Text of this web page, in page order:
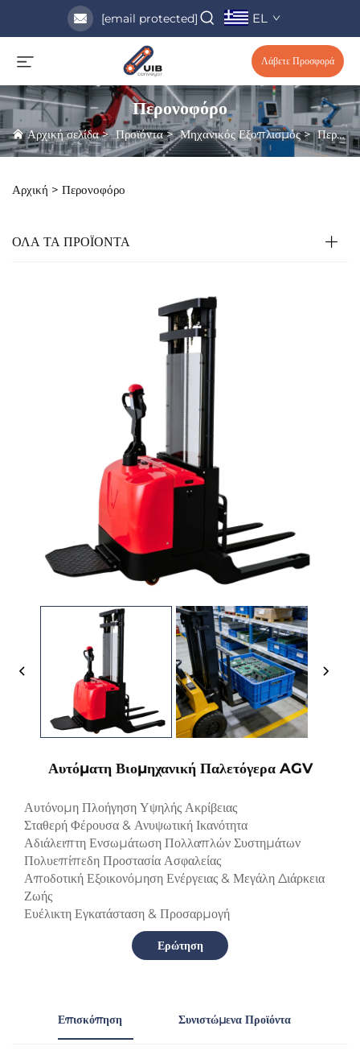
[email protected] EL
Λάβετε Προσφορά
Περονοφόρο
Αρχική σελίδα>Προϊόντα>Μηχανικός Εξοπλισμός>Περονοφόρο
Αρχική > Περονοφόρο
ΟΛΑ ΤΑ ΠΡΟΪΟΝΤΑ
Αυτόματη Βιομηχανική Παλετόγερα AGV
Αυτόνομη Πλοήγηση Υψηλής Ακρίβειας
Σταθερή Φέρουσα & Ανυψωτική Ικανότητα
Αδιάλειπτη Ενσωμάτωση Πολλαπλών Συστημάτων
Πολυεπίπεδη Προστασία Ασφαλείας
Αποδοτική Εξοικονόμηση Ενέργειας & Μεγάλη Διάρκεια
Ζωής
Ευέλικτη Εγκατάσταση & Προσαρμογή
Ερώτηση
Επισκόπηση Συνιστώμενα Προϊόντα